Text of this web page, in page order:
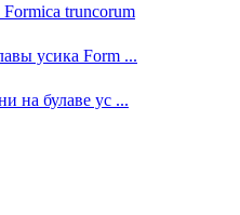
Formica truncorum
усика Form ...
на булаве ус ...